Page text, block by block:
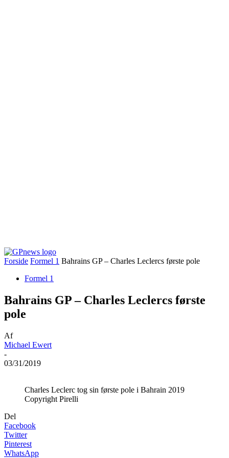
Forside Formel 1 Bahrains GP – Charles Leclercs første pole
Formel 1
Bahrains GP – Charles Leclercs første
pole
Af
Michael Ewert
-
03/31/2019
Charles Leclerc tog sin første pole i Bahrain 2019
Copyright Pirelli
Del
Facebook
Twitter
Pinterest
WhatsApp